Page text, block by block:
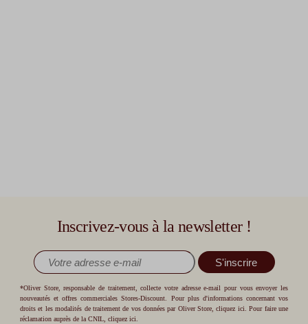
Inscrivez-vous à la newsletter !
S'inscrire
*Oliver Store, responsable de traitement, collecte votre adresse e-mail pour vous envoyer les
nouveautés et offres commerciales Stores-Discount. Pour plus d'informations concernant vos
droits et les modalités de traitement de vos données par Oliver Store,cliquez ici. Pour faire une
réclamation auprès de la CNIL,cliquez ici.